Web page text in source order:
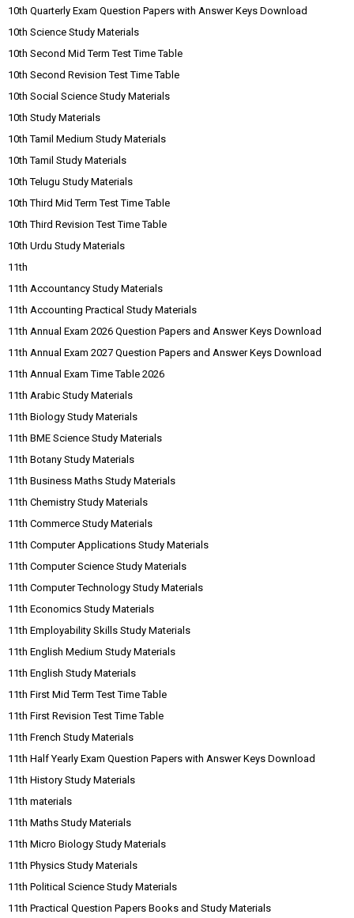
10th Quarterly Exam Question Papers with Answer Keys Download
10th Science Study Materials
10th Second Mid Term Test Time Table
10th Second Revision Test Time Table
10th Social Science Study Materials
10th Study Materials
10th Tamil Medium Study Materials
10th Tamil Study Materials
10th Telugu Study Materials
10th Third Mid Term Test Time Table
10th Third Revision Test Time Table
10th Urdu Study Materials
11th
11th Accountancy Study Materials
11th Accounting Practical Study Materials
11th Annual Exam 2026 Question Papers and Answer Keys Download
11th Annual Exam 2027 Question Papers and Answer Keys Download
11th Annual Exam Time Table 2026
11th Arabic Study Materials
11th Biology Study Materials
11th BME Science Study Materials
11th Botany Study Materials
11th Business Maths Study Materials
11th Chemistry Study Materials
11th Commerce Study Materials
11th Computer Applications Study Materials
11th Computer Science Study Materials
11th Computer Technology Study Materials
11th Economics Study Materials
11th Employability Skills Study Materials
11th English Medium Study Materials
11th English Study Materials
11th First Mid Term Test Time Table
11th First Revision Test Time Table
11th French Study Materials
11th Half Yearly Exam Question Papers with Answer Keys Download
11th History Study Materials
11th materials
11th Maths Study Materials
11th Micro Biology Study Materials
11th Physics Study Materials
11th Political Science Study Materials
11th Practical Question Papers Books and Study Materials